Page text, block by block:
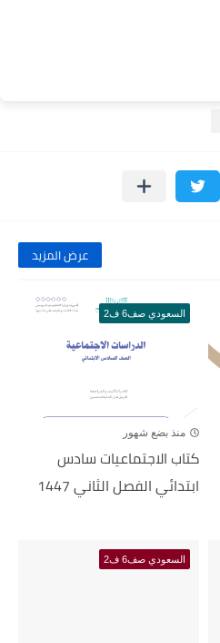
عرض المزيد
السعودي صف6 ف2
منذ بضع شهور
كتاب الاجتماعيات سادس
ابتدائي الفصل الثاني 1447
السعودي صف6 ف2